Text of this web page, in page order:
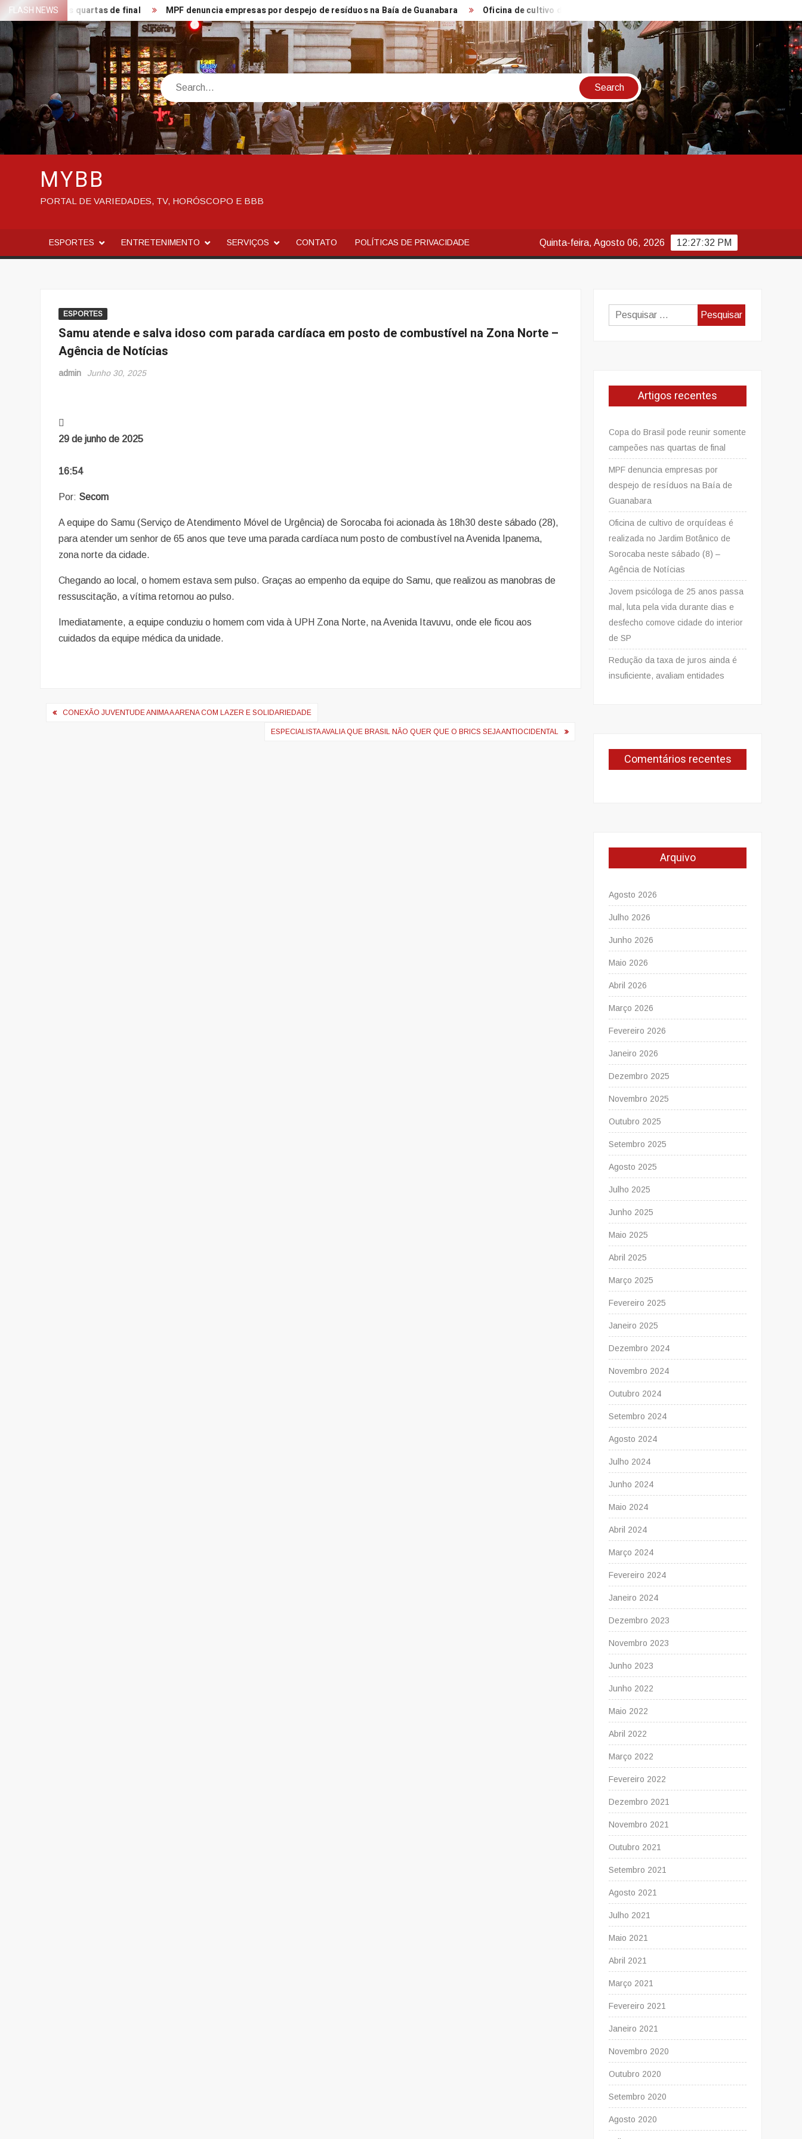
Skip
to
content
FLASH NEWS
nas quartas de final MPF denuncia empresas por despejo de resíduos na Baía de Guanabara Oficina de cultivo de orquídeas é realizada no Jardim Botânico de Sorocaba neste
Search
MYBB
PORTAL DE VARIEDADES, TV, HORÓSCOPO E BBB
ESPORTES ENTRETENIMENTO SERVIÇOS CONTATO POLÍTICAS DE PRIVACIDADE 12:27:33 PM
Quinta-feira, Agosto 06, 2026
ESPORTES
Samu atende e salva idoso com parada cardíaca em posto de combustível na Zona Norte –
Agência de Notícias
admin Junho 30, 2025
29 de junho de 2025
16:54
Por: Secom
A equipe do Samu (Serviço de Atendimento Móvel de Urgência) de Sorocaba foi acionada às 18h30 deste sábado (28),
para atender um senhor de 65 anos que teve uma parada cardíaca num posto de combustível na Avenida Ipanema,
zona norte da cidade.
Chegando ao local, o homem estava sem pulso. Graças ao empenho da equipe do Samu, que realizou as manobras de
ressuscitação, a vítima retornou ao pulso.
Imediatamente, a equipe conduziu o homem com vida à UPH Zona Norte, na Avenida Itavuvu, onde ele ficou aos
cuidados da equipe médica da unidade.
Navegação
CONEXÃO JUVENTUDE ANIMA A ARENA COM LAZER E SOLIDARIEDADE
ESPECIALISTA AVALIA QUE BRASIL NÃO QUER QUE O BRICS SEJA ANTIOCIDENTAL
Pesquisar
por:
Artigos recentes
Copa do Brasil pode reunir somente
campeões nas quartas de final
MPF denuncia empresas por
despejo de resíduos na Baía de
Guanabara
Oficina de cultivo de orquídeas é
realizada no Jardim Botânico de
Sorocaba neste sábado (8) –
Agência de Notícias
Jovem psicóloga de 25 anos passa
mal, luta pela vida durante dias e
desfecho comove cidade do interior
de SP
Redução da taxa de juros ainda é
insuficiente, avaliam entidades
Comentários recentes
Arquivo
Agosto 2026
Julho 2026
Junho 2026
Maio 2026
Abril 2026
Março 2026
Fevereiro 2026
Janeiro 2026
Dezembro 2025
Novembro 2025
Outubro 2025
Setembro 2025
Agosto 2025
Julho 2025
Junho 2025
Maio 2025
Abril 2025
Março 2025
Fevereiro 2025
Janeiro 2025
Dezembro 2024
Novembro 2024
Outubro 2024
Setembro 2024
Agosto 2024
Julho 2024
Junho 2024
Maio 2024
Abril 2024
Março 2024
Fevereiro 2024
Janeiro 2024
Dezembro 2023
Novembro 2023
Junho 2023
Junho 2022
Maio 2022
Abril 2022
Março 2022
Fevereiro 2022
Dezembro 2021
Novembro 2021
Outubro 2021
Setembro 2021
Agosto 2021
Julho 2021
Maio 2021
Abril 2021
Março 2021
Fevereiro 2021
Janeiro 2021
Novembro 2020
Outubro 2020
Setembro 2020
Agosto 2020